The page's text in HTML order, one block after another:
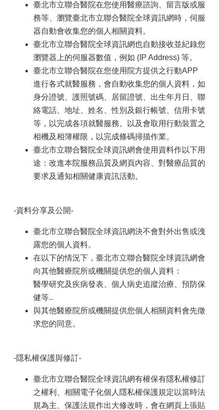
臺北市立聯合醫院在您使用醫療諮詢、留言版或服
務等、瀏覽臺北市立聯合醫院全球資訊網時，伺服
器自動會收集您的個人相關資料。
臺北市立聯合醫院全球資訊網也自動接收並紀錄您
瀏覽器上的伺服器數值，例如 (IP Address) 等。
臺北市立聯合醫院在您使用院方提供之行動APP
進行各式就醫服務，會自動收集您的個人資料，如
身分證號、護照號碼、居留證號、出生年月日、聯
絡電話、地址、姓名、性別及銀行帳號、信用卡號
等，以完成各項就醫服務。以及會取用行動裝置之
相機及相簿權限，以完成條碼掃描作業。
臺北市立聯合醫院全球資訊網會使用資料作以下用
途：改進本院服務品質及網頁內容、對醫療品質的
要求及通知相關健康資訊活動。
-資料分享及公開-
臺北市立聯合醫院全球資訊網決不會對外出售或洩
露您的個人資料。
在以下的情況下，臺北市立聯合醫院全球資訊網會
向其他醫療院所或機關提供您的個人資料：
醫學研究及疾病發表、個人病史追蹤治療、預防保
健等..
與其他醫療院所或機關提供您個人相關資料會先徵
求您的同意。
-隱私權保護與修訂-
臺北市立聯合醫院全球資訊網有權保有隱私權修訂
之權利、相關電子化個人隱私權保護規定以當時法
規為主、保護法規作出大修改時，會在網頁上張貼